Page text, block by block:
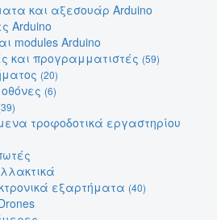
και αξεσουάρ Arduino
Arduino
modules Arduino
και προγραμματιστές (59)
(20)
(6)
τροφοδοτικά εργαστηρίου
εξαρτήματα (40)